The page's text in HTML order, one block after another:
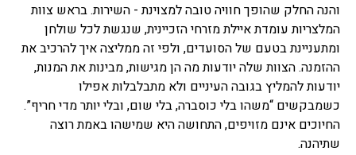
והנה החלק שהופך חוויה טובה למצוינת - השירות. בראש צוות
המלצריות עומדת איילת מזרחי הזכיינית, שנגשת לכל שולחן
ומתעניינת בטעם של הסועדים, ולפי זה ממליצה איך להרכיב את
ההזמנה. הצוות שלה יודעות מה הן מגישות, מבינות את המנות,
יודעות להמליץ בגובה העיניים ולא מתבלבלות אפילו
כשמבקשים “משהו בלי כוסברה, בלי שום, ובלי יותר מדי חריף”.
החיוכים אינם מזויפים, התחושה היא שמישהו באמת רוצה
שתיהנה.